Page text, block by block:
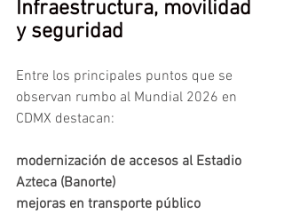
Infraestructura, movilidad
y seguridad
Entre los principales puntos que se
observan rumbo al Mundial 2026 en
CDMX destacan:
modernización de accesos al Estadio
Azteca (Banorte)
mejoras en transporte público